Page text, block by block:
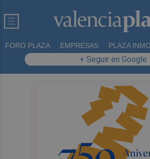
FORO PLAZA EMPRESAS PLAZA
+ Seguir en Google